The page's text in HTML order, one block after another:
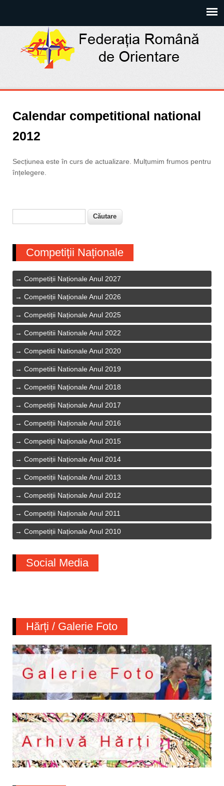
Calendar competitional national
2012
Secțiunea este în curs de actualizare. Mulțumim frumos pentru
înțelegere.
Formular de căutare
Competiții Naționale
Competiții Naționale Anul 2027
Competiții Naționale Anul 2026
Competiții Naționale Anul 2025
Competitii Nationale Anul 2022
Competitii Nationale Anul 2020
Competitii Nationale Anul 2019
Competiții Naționale Anul 2018
Competiții Naționale Anul 2017
Competiții Naționale Anul 2016
Competiții Naționale Anul 2015
Competiții Naționale Anul 2014
Competiții Naționale Anul 2013
Competiții Naționale Anul 2012
Competiții Naționale Anul 2011
Competiții Naționale Anul 2010
Social Media
Hărți / Galerie Foto